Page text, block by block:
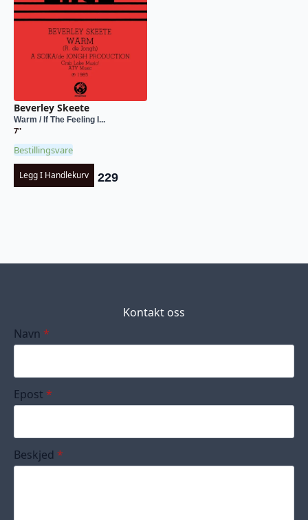
Beverley Skeete
Warm / If The Feeling I...
7"
Bestillingsvare
Legg I Handlekurv 229
Kontakt oss
Navn *
Epost *
Beskjed *